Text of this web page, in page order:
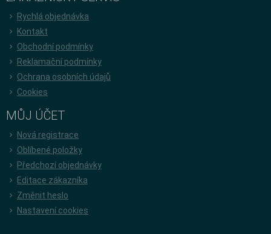
Rychlá objednávka
Kontakt
Obchodní podmínky
Reklamační podmínky
Ochrana osobních údajů
Cookies
MŮJ ÚČET
Nová registrace
Oblíbené položky
Předchozí objednávky
Editace zákazníka
Změnit heslo
Nastavení cookies